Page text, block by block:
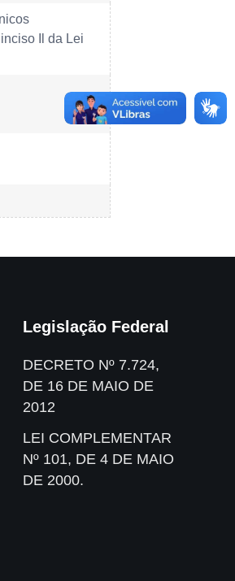
Il da Lei
Legislação Federal
DECRETO Nº 7.724,
DE 16 DE MAIO DE
2012
LEI COMPLEMENTAR
Nº 101, DE 4 DE MAIO
DE 2000.